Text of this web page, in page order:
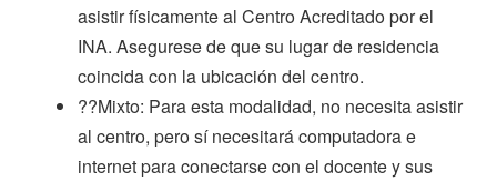
asistir físicamente al Centro Acreditado por el
INA. Asegurese de que su lugar de residencia
coincida con la ubicación del centro.
??Mixto: Para esta modalidad, no necesita asistir
al centro, pero sí necesitará computadora e
internet para conectarse con el docente y sus